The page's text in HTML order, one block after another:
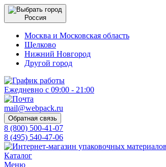
Россия
Москва и Московская область
Щелково
Нижний Новгород
Другой город
Ежедневно с 09:00 - 21:00
mail@webpack.ru
Обратная связь
8 (800) 500-41-07
8 (495) 540-47-06
Каталог
Меню